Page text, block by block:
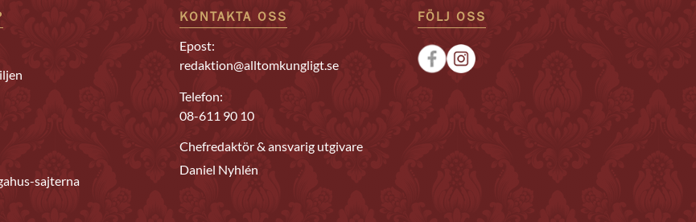
sajterna
KONTAKTA OSS
Epost:
redaktion@alltomkungligt.se
Telefon:
08-611 90 10
Chefredaktör & ansvarig utgivare
Daniel Nyhlén
FÖLJ OSS